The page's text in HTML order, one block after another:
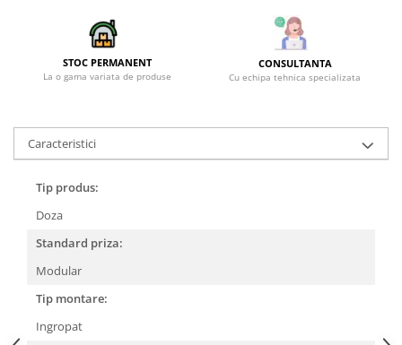
STOC PERMANENT
La o gama variata de produse
CONSULTANTA
Cu echipa tehnica specializata
Caracteristici
Tip produs:
Doza
Standard priza:
Modular
Tip montare:
Ingropat